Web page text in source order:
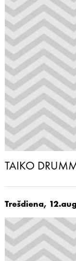
TAIKO
Trešdiena,